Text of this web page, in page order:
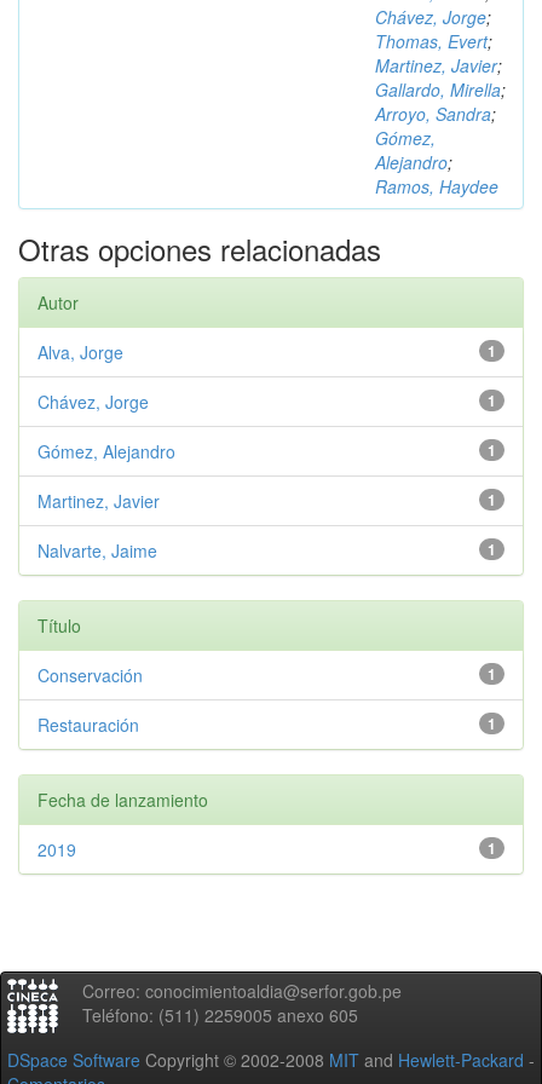
Chávez, Jorge;
Thomas, Evert;
Martinez, Javier;
Gallardo, Mirella;
Arroyo, Sandra;
Gómez,
Alejandro;
Ramos, Haydee
Otras opciones relacionadas
Autor
1
Alva, Jorge
1
Chávez, Jorge
1
Gómez, Alejandro
1
Martinez, Javier
1
Nalvarte, Jaime
Título
1
Conservación
1
Restauración
Fecha de lanzamiento
1
2019
Correo: conocimientoaldia@serfor.gob.pe
Teléfono: (511) 2259005 anexo 605
DSpace Software Copyright © 2002-2008 MIT and Hewlett-Packard -